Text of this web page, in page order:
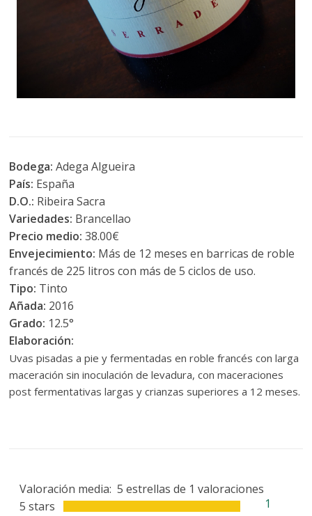
Bodega: Adega Algueira
País: España
D.O.: Ribeira Sacra
Variedades: Brancellao
Precio medio: 38.00€
Envejecimiento: Más de 12 meses en barricas de roble
francés de 225 litros con más de 5 ciclos de uso.
Tipo: Tinto
Añada: 2016
Grado: 12.5°
Elaboración:
Uvas pisadas a pie y fermentadas en roble francés con larga
maceración sin inoculación de levadura, con maceraciones
post fermentativas largas y crianzas superiores a 12 meses.
Valoración media:
5 stars
1
5 estrellas de 1 valoraciones